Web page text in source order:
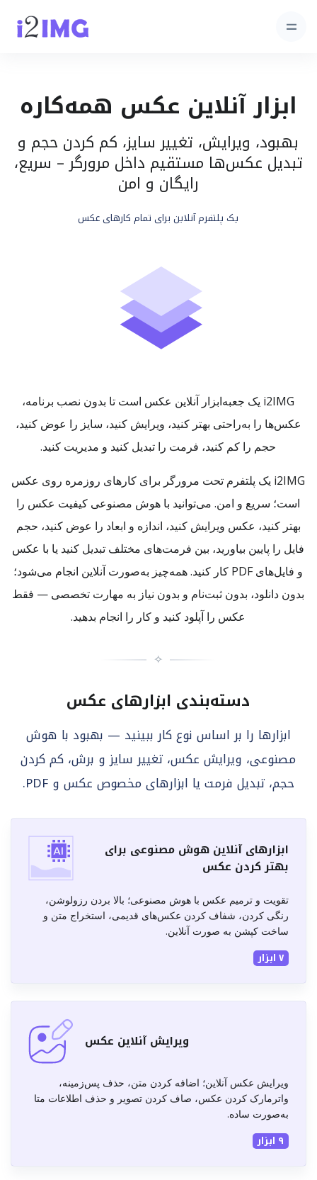
ابزار آنلاین عکس همه‌کاره
بهبود، ویرایش، تغییر سایز، کم کردن حجم و
تبدیل عکس‌ها مستقیم داخل مرورگر – سریع،
رایگان و امن
یک پلتفرم آنلاین برای تمام کارهای عکس
i2IMG یک جعبه‌ابزار آنلاین عکس است تا بدون نصب برنامه،
عکس‌ها را به‌راحتی بهتر کنید، ویرایش کنید، سایز را عوض کنید،
حجم را کم کنید، فرمت را تبدیل کنید و مدیریت کنید.
i2IMG یک پلتفرم تحت مرورگر برای کارهای روزمره روی عکس
است؛ سریع و امن. می‌توانید با هوش مصنوعی کیفیت عکس را
بهتر کنید، عکس ویرایش کنید، اندازه و ابعاد را عوض کنید، حجم
فایل را پایین بیاورید، بین فرمت‌های مختلف تبدیل کنید یا با عکس
و فایل‌های PDF کار کنید. همه‌چیز به‌صورت آنلاین انجام می‌شود؛
بدون دانلود، بدون ثبت‌نام و بدون نیاز به مهارت تخصصی — فقط
عکس را آپلود کنید و کار را انجام بدهید.
✧
دسته‌بندی ابزارهای عکس
ابزارها را بر اساس نوع کار ببینید — بهبود با هوش
مصنوعی، ویرایش عکس، تغییر سایز و برش، کم کردن
حجم، تبدیل فرمت یا ابزارهای مخصوص عکس و PDF.
ابزارهای آنلاین هوش مصنوعی برای
بهتر کردن عکس
تقویت و ترمیم عکس با هوش مصنوعی؛ بالا بردن رزولوشن،
رنگی کردن، شفاف‌ کردن عکس‌های قدیمی، استخراج متن و
ساخت کپشن به صورت آنلاین.
۷ ابزار
ویرایش آنلاین عکس
ویرایش عکس آنلاین؛ اضافه کردن متن، حذف پس‌زمینه،
واترمارک کردن عکس، صاف کردن تصویر و حذف اطلاعات متا
به‌صورت ساده.
۹ ابزار